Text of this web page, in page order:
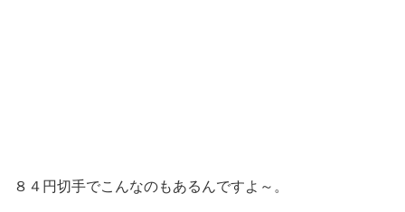
８４円切手でこんなのもあるんですよ～。